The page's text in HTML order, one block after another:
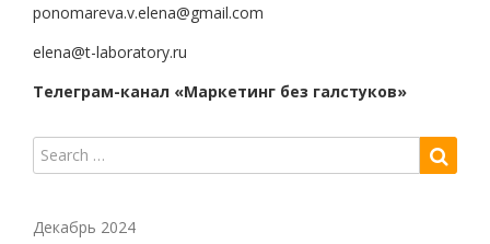
ponomareva.v.elena@gmail.com
elena@t-laboratory.ru
Телеграм-канал «Маркетинг без галстуков»
Декабрь 2024